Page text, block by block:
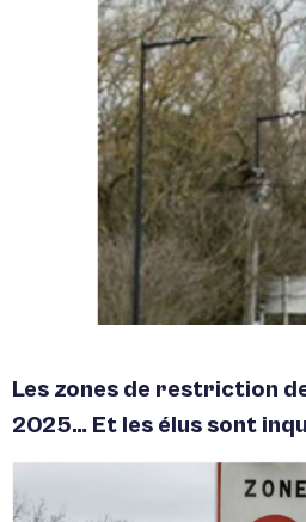
Les zones de restriction
2025… Et les élus sont